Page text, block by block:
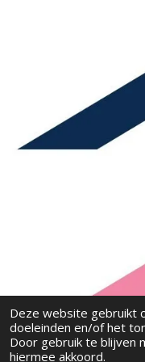
Deze website gebruikt
doeleinden en/of het
Door gebruik te blijven
hiermee akkoord.